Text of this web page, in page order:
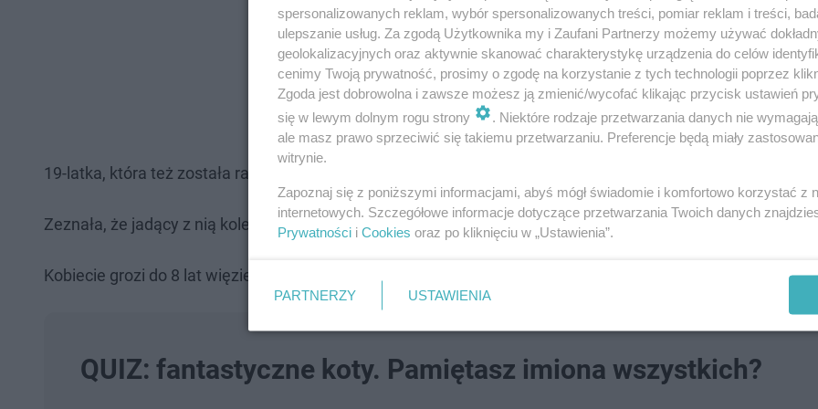
19-latka, która też została ranna w tym wypadku, przyznała się do winy.
Zeznała, że jadący z nią koledzy 17 -latek, który zginął i 18-latek, który został ranny - podjudzali ją do
Kobiecie grozi do 8 lat więzienia.
QUIZ: fantastyczne koty. Pamiętasz imiona wszystkich?
spersonalizowanych reklam, wybór spersonalizowanych treści, pomiar reklam i treści,
ulepszanie usług. Za zgodą Użytkownika my i Zaufani Partnerzy możemy używać
geolokalizacyjnych oraz aktywnie skanować charakterystykę urządzenia do celów
cenimy Twoją prywatność, prosimy o zgodę na korzystanie z tych technologii poprzez
Zgoda jest dobrowolna i zawsze możesz ją zmienić/wycofać klikając przycisk ustawień
się w lewym dolnym rogu strony
. Niektóre rodzaje przetwarzania danych nie
ale masz prawo sprzeciwić się takiemu przetwarzaniu. Preferencje będą miały
witrynie.
Zapoznaj się z poniższymi informacjami, abyś mógł świadomie i komfortowo korzystać z
internetowych. Szczegółowe informacje dotyczące przetwarzania Twoich danych
Prywatności i Cookies oraz po kliknięciu w „Ustawienia”.
PARTNERZY USTAWIENIA